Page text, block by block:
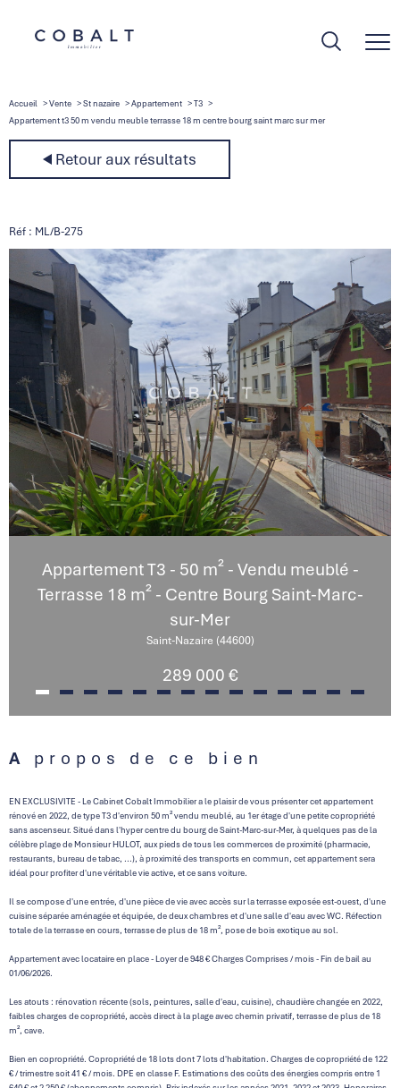
Accueil Vente St nazaire Appartement
T3
Appartement t3 50 m vendu meuble terrasse 18 m centre bourg saint marc sur mer
Retour aux résultats
Réf : ML/B-275
Appartement T3 - 50 m² - Vendu meublé -
Terrasse 18 m² - Centre Bourg Saint-Marc-
sur-Mer
Saint-Nazaire (44600)
289 000 €
A propos de ce bien
EN EXCLUSIVITE - Le Cabinet Cobalt Immobilier a le plaisir de vous présenter cet appartement
rénové en 2022, de type T3 d'environ 50 m² vendu meublé, au 1er étage d'une petite copropriété
sans ascenseur. Situé dans l'hyper centre du bourg de Saint-Marc-sur-Mer, à quelques pas de la
célèbre plage de Monsieur HULOT, aux pieds de tous les commerces de proximité (pharmacie,
restaurants, bureau de tabac, ...), à proximité des transports en commun, cet appartement sera
idéal pour profiter d'une véritable vie active, et ce sans voiture.
Il se compose d'une entrée, d'une pièce de vie avec accès sur la terrasse exposée est-ouest, d'une
cuisine séparée aménagée et équipée, de deux chambres et d'une salle d'eau avec WC. Réfection
totale de la terrasse en cours, terrasse de plus de 18 m², pose de bois exotique au sol.
Appartement avec locataire en place - Loyer de 948 € Charges Comprises / mois - Fin de bail au
01/06/2026.
Les atouts : rénovation récente (sols, peintures, salle d'eau, cuisine), chaudière changée en 2022,
faibles charges de copropriété, accès direct à la plage avec chemin privatif, terrasse de plus de 18
m², cave.
Bien en copropriété. Copropriété de 18 lots dont 7 lots d'habitation. Charges de copropriété de 122
€ / trimestre soit 41 € / mois. DPE en classe F. Estimations des coûts des énergies compris entre 1